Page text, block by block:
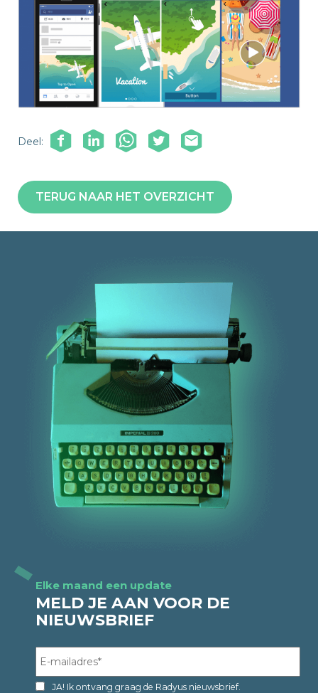
Deel:
TERUG NAAR HET OVERZICHT
Elke maand een update
MELD JE AAN VOOR DE
NIEUWSBRIEF
JA! Ik ontvang graag de Radyus nieuwsbrief.